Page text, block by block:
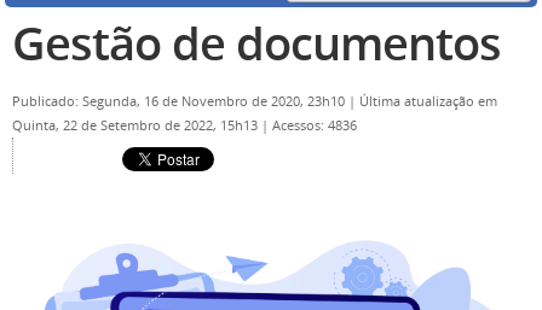
Gestão de documentos
Publicado: Segunda, 16 de Novembro de 2020, 23h10 | Última atualização em
Quinta, 22 de Setembro de 2022, 15h13 | Acessos: 4836